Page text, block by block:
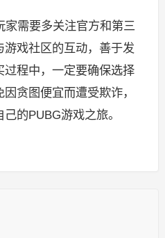
家需要多关注官方和第三
戏社区的互动，善于发
程中，一定要确保选择
贪图便宜而遭受欺诈，
的PUBG游戏之旅。